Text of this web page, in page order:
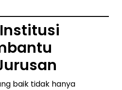
baik tidak hanya